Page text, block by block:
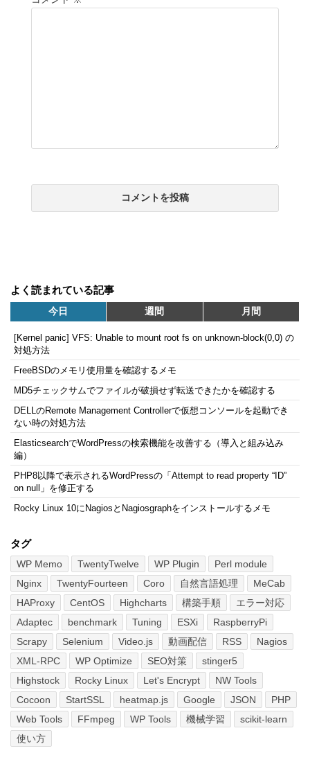
よく読まれている記事
今日 週間 月間
[Kernel panic] VFS: Unable to mount root fs on unknown-block(0,0) の
対処方法
FreeBSDのメモリ使用量を確認するメモ
MD5チェックサムでファイルが破損せず転送できたかを確認する
DELLのRemote Management Controllerで仮想コンソールを起動でき
ない時の対処方法
ElasticsearchでWordPressの検索機能を改善する（導入と組み込み
編）
PHP8以降で表示されるWordPressの「Attempt to read property “ID”
on null」を修正する
Rocky Linux 10にNagiosとNagiosgraphをインストールするメモ
タグ
WP Memo TwentyTwelve WP Plugin
Perl module
Nginx
TwentyFourteen Coro 自然言語処理
MeCab
HAProxy
CentOS Highcharts 構築手順
エラー対応
Adaptec
benchmark Tuning ESXi
RaspberryPi
Scrapy
Selenium Video.js 動画配信 RSS
Nagios
XML-RPC
WP Optimize SEO対策
stinger5
Highstock
Rocky Linux Let's Encrypt
NW Tools
Cocoon
StartSSL heatmap.js Google JSON
PHP
Web Tools
FFmpeg WP Tools 機械学習
scikit-learn
使い方